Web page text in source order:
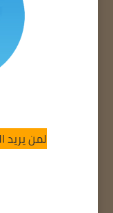
لمن يريد